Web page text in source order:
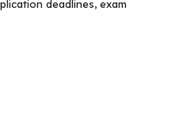
deadlines, exam